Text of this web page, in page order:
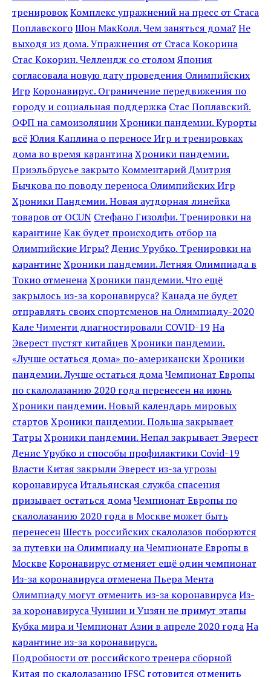
тренировокКомплекс упражнений на пресс от Стаса
Поплавского Шон МакКолл. Чем заняться дома?Не
выходя из дома. Упражнения от Стаса Кокорина
Стас Кокорин. Челлендж со столомЯпония
согласовала новую дату проведения Олимпийских
Игр Коронавирус. Ограничение передвижения по
городу и социальная поддержка Стас Поплавский.
ОФП на самоизоляцииХроники пандемии. Курорты
всёЮлия Каплина о переносе Игр и тренировках
дома во время карантинаХроники пандемии.
Приэльбрусье закрытоКомментарий Дмитрия
Бычкова по поводу переноса Олимпийских Игр
Хроники Пандемии. Новая аутдорная линейка
товаров от OCUN Стефано Гизолфи. Тренировки на
карантинеКак будет происходить отбор на
Олимпийские Игры?Денис Урубко. Тренировки на
карантинеХроники пандемии. Летняя Олимпиада в
Токио отмененаХроники пандемии. Что ещё
закрылось из-за коронавируса?Канада не будет
отправлять своих спортсменов на Олимпиаду-2020
Кале Чименти диагностировали COVID-19 На
Эверест пустят китайцев Хроники пандемии.
«Лучше остаться дома» по-американскиХроники
пандемии. Лучше остаться домаЧемпионат Европы
по скалолазанию 2020 года перенесен на июнь
Хроники пандемии. Новый календарь мировых
стартов Хроники пандемии. Польша закрывает
ТатрыХроники пандемии. Непал закрывает Эверест
Денис Урубко и способы профилактики Covid-19
Власти Китая закрыли Эверест из-за угрозы
коронавирусаИтальянская служба спасения
призывает остаться домаЧемпионат Европы по
скалолазанию 2020 года в Москве может быть
перенесен Шесть российских скалолазов поборются
за путевки на Олимпиаду на Чемпионате Европы в
МосквеКоронавирус отменяет ещё один чемпионат
Из-за коронавируса отменена Пьера Мента
Олимпиаду могут отменить из-за коронавирусаИз-
за коронавируса Чунцин и Уцзян не примут этапы
Кубка мира и Чемпионат Азии в апреле 2020 годаНа
карантине из-за коронавируса.
Подробности от российского тренера сборной
Китая по скалолазанию IFSC готовится отменить